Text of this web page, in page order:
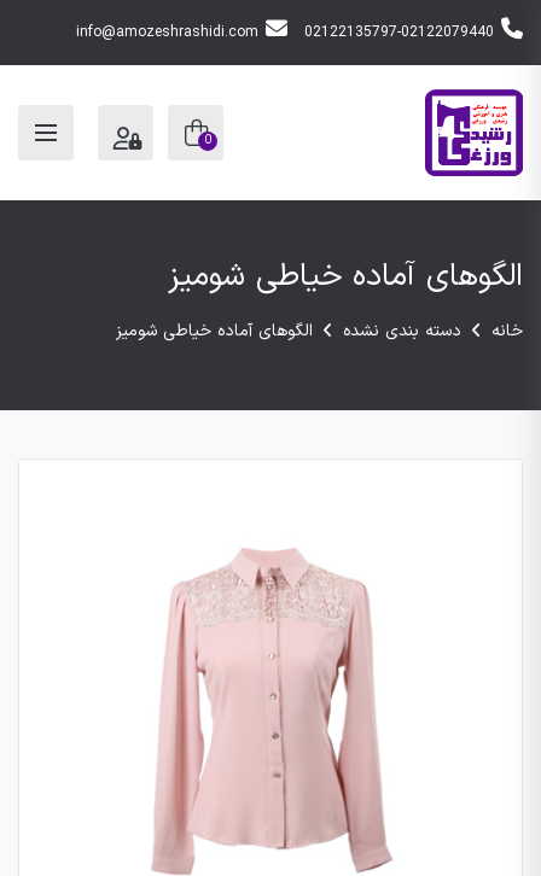
02122135797-02122079440
info@amozeshrashidi.com
0
الگوهای آماده خیاطی شومیز
خانه دسته بندی نشده الگوهای آماده خیاطی شومیز